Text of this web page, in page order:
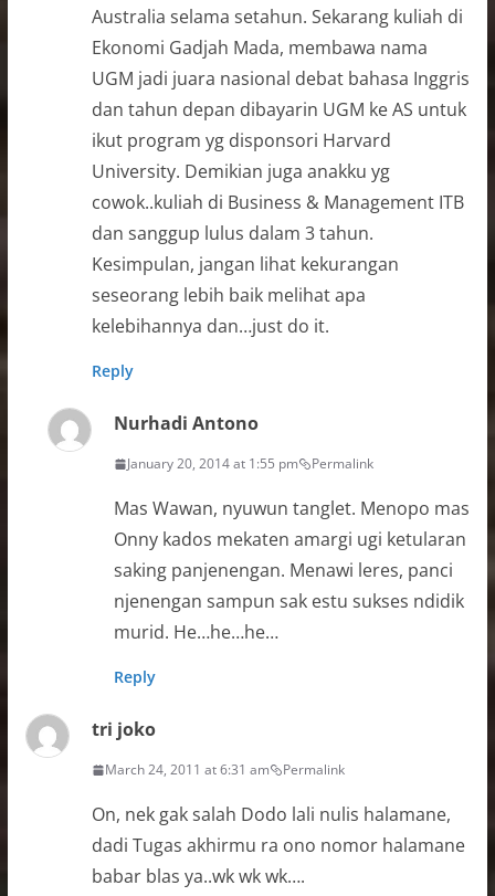
Australia selama setahun. Sekarang kuliah di
Ekonomi Gadjah Mada, membawa nama
UGM jadi juara nasional debat bahasa Inggris
dan tahun depan dibayarin UGM ke AS untuk
ikut program yg disponsori Harvard
University. Demikian juga anakku yg
cowok..kuliah di Business & Management ITB
dan sanggup lulus dalam 3 tahun.
Kesimpulan, jangan lihat kekurangan
seseorang lebih baik melihat apa
kelebihannya dan…just do it.
Reply
Nurhadi Antono
January 20, 2014 at 1:55 pm Permalink
Mas Wawan, nyuwun tanglet. Menopo mas
Onny kados mekaten amargi ugi ketularan
saking panjenengan. Menawi leres, panci
njenengan sampun sak estu sukses ndidik
murid. He…he…he…
Reply
tri joko
March 24, 2011 at 6:31 am Permalink
On, nek gak salah Dodo lali nulis halamane,
dadi Tugas akhirmu ra ono nomor halamane
babar blas ya..wk wk wk….